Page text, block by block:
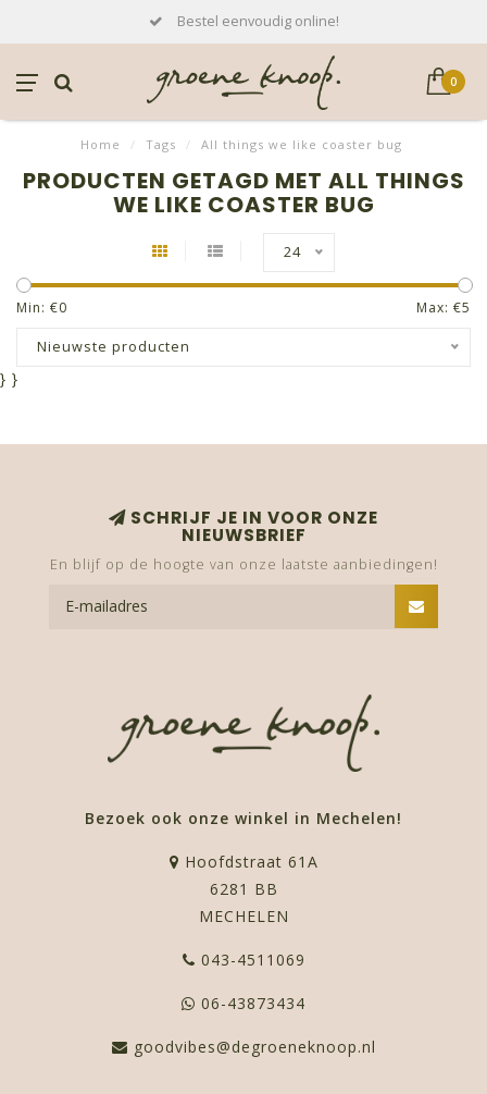
Bestel eenvoudig online!
0
Home / Tags / All things we like coaster bug
PRODUCTEN GETAGD MET ALL THINGS
WE LIKE COASTER BUG
24
Min: €0 Max: €5
Nieuwste producten
} }
SCHRIJF JE IN VOOR ONZE
NIEUWSBRIEF
En blijf op de hoogte van onze laatste aanbiedingen!
Bezoek ook onze winkel in Mechelen!
Hoofdstraat 61A
6281 BB
MECHELEN
043-4511069
06-43873434
goodvibes@degroeneknoop.nl